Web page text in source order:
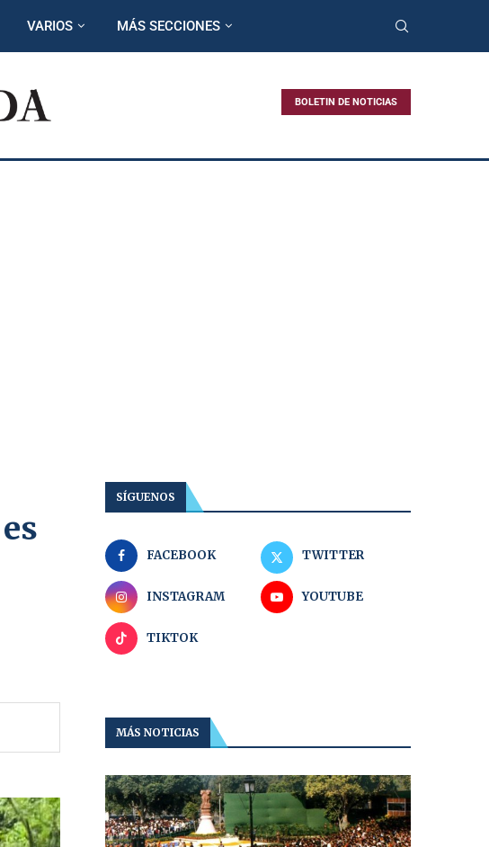
VARIOS MÁS SECCIONES
BOLETIN DE NOTICIAS
SÍGUENOS
FACEBOOK TWITTER
INSTAGRAM YOUTUBE
TIKTOK
MÁS NOTICIAS